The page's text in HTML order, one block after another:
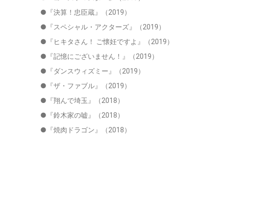
●『決算！忠臣蔵』（2019）
●『スペシャル・アクターズ』（2019）
●『ヒキタさん！ ご懐妊ですよ』（2019）
●『記憶にございません！』（2019）
●『ダンスウィズミー』（2019）
●『ザ・ファブル』（2019）
●『翔んで埼玉』（2018）
●『鈴木家の嘘』（2018）
●『焼肉ドラゴン』（2018）